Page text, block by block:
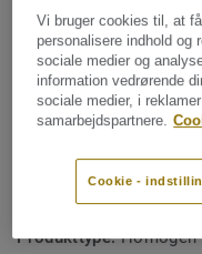
takket være den
Lav rullemodstand
Del af et komplet
gulvløsninger
100 % recycable,
TEKNISKE
Produkttype:
Vi bruger cookies til, at
personalisere indhold og
sociale medier og
information vedrørende
sociale medier, i
samarbejdspartnere.
Cookie -